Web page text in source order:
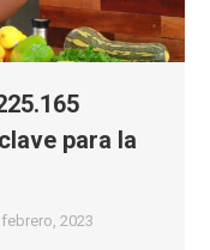
para la
2023